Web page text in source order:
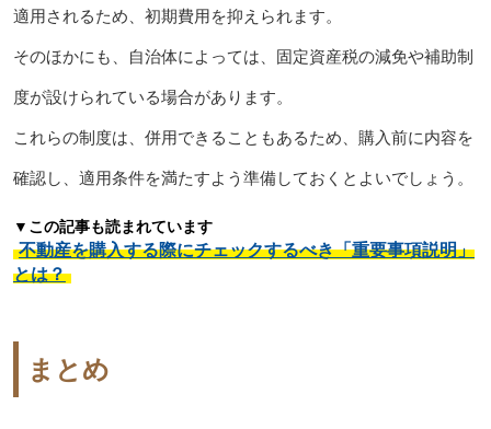
適用されるため、初期費用を抑えられます。
そのほかにも、自治体によっては、固定資産税の減免や補助制
度が設けられている場合があります。
これらの制度は、併用できることもあるため、購入前に内容を
確認し、適用条件を満たすよう準備しておくとよいでしょう。
▼この記事も読まれています
不動産を購入する際にチェックするべき「重要事項説明」
とは？
まとめ